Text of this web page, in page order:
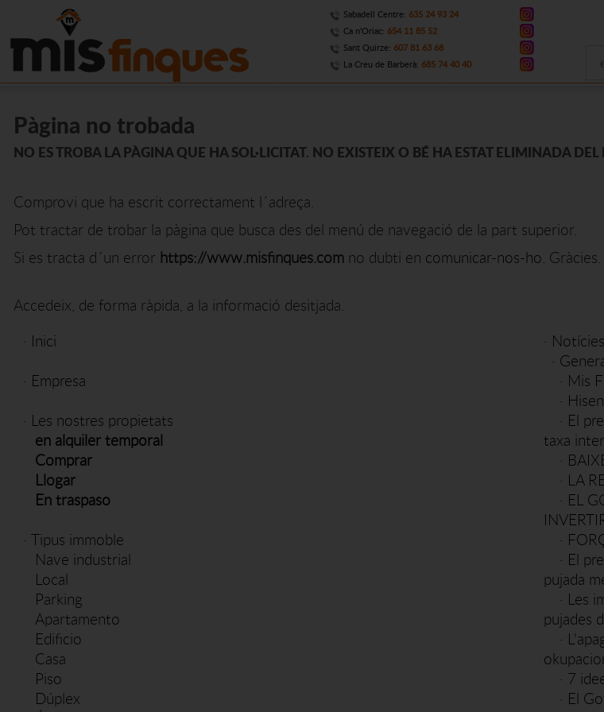
Sabadell Centre: 635 24 93 24
Ca n'Oriac: 654 11 85 52
Sant Quirze: 607 81 63 68
La Creu de Barberà: 685 74 40 40
Pàgina no trobada
NO ES TROBA LA PÀGINA QUE HA SOL·LICITAT. NO EXISTEIX O BÉ HA ESTAT ELIMINADA DEL
Comprovi que ha escrit correctament l´adreça.
Pot tractar de trobar la pàgina que busca des del menú de navegació de la part superior.
Si es tracta d´un error https://www.misfinques.com no dubti en comunicar-nos-ho. Gràcies.
Accedeix, de forma ràpida, a la informació desitjada.
· Inici
· Empresa
· Les nostres propietats
en alquiler temporal
Comprar
Llogar
En traspaso
·Tipus immoble
Nave industrial
Local
Parking
Apartamento
Edificio
Casa
Piso
Dúplex
· Notícies
·
· Mis
·
· El
taxa
·
· LA
· EL
·
· El
pujada
· Les
pujades
·
· 7
· El